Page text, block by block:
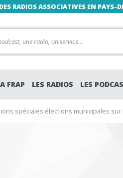
RADIOS ASSOCIATIVES EN PAYS-
FRAP LES RADIOS LES
spéciales élections municipales sur